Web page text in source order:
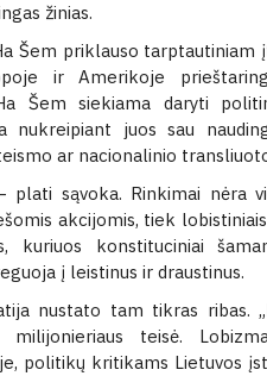
žinias.
Šem priklauso
ir Amerikoje
Šem siekiama daryti
nukreipiant juos sau
ar nacionalinio
plati sąvoka. Rinkimai nėra
akcijomis, tiek
kuriuos konstituciniai
į leistinus ir draustinus.
nustato tam tikras ribas.
milijonieriaus teisė.
politikų kritikams Lietuvos